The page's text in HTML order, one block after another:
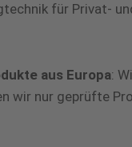
für Privat-
aus Europa:
wir nur geprüfte